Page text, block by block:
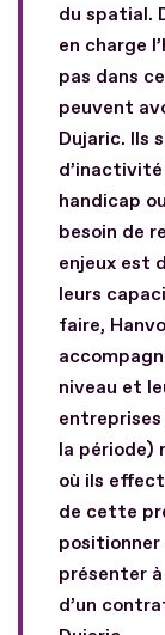
du spatial.
en charge
pas dans
peuvent
Dujaric. Ils
handicap
besoin de
enjeux est
leurs
faire,
niveau et
la période)
où ils
de cette
présenter
d’un